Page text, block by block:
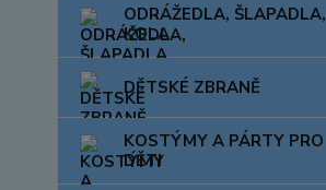
ODRÁŽEDLA, ŠLAPADLA,
KOLA
DĚTSKÉ ZBRANĚ
KOSTÝMY A PÁRTY PRO
DĚTI